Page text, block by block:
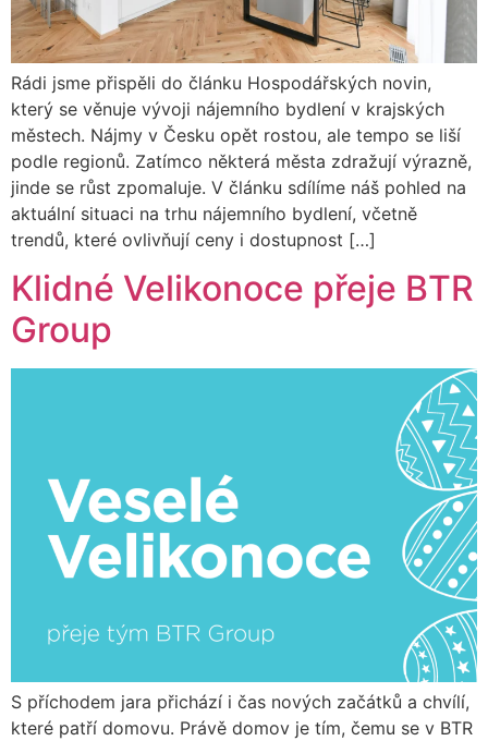
Rádi jsme přispěli do článku Hospodářských novin,
který se věnuje vývoji nájemního bydlení v krajských
městech. Nájmy v Česku opět rostou, ale tempo se liší
podle regionů. Zatímco některá města zdražují výrazně,
jinde se růst zpomaluje. V článku sdílíme náš pohled na
aktuální situaci na trhu nájemního bydlení, včetně
trendů, které ovlivňují ceny i dostupnost […]
Klidné Velikonoce přeje BTR
Group
S příchodem jara přichází i čas nových začátků a chvílí,
které patří domovu. Právě domov je tím, čemu se v BTR